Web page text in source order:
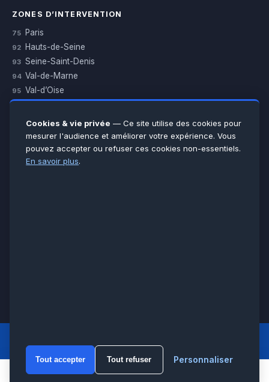
ZONES D’INTERVENTION
75 Paris
92 Hauts-de-Seine
93 Seine-Saint-Denis
94 Val-de-Marne
95 Val-d’Oise
Essonne
Seine-et-Marne
Voir toutes les villes →
LCM
Cookies & vie privée — Ce site utilise des cookies pour
mesurer l'audience et améliorer votre expérience. Vous
pouvez accepter ou refuser ces cookies non-essentiels.
En savoir plus.
Tout accepter Tout refuser Personnaliser